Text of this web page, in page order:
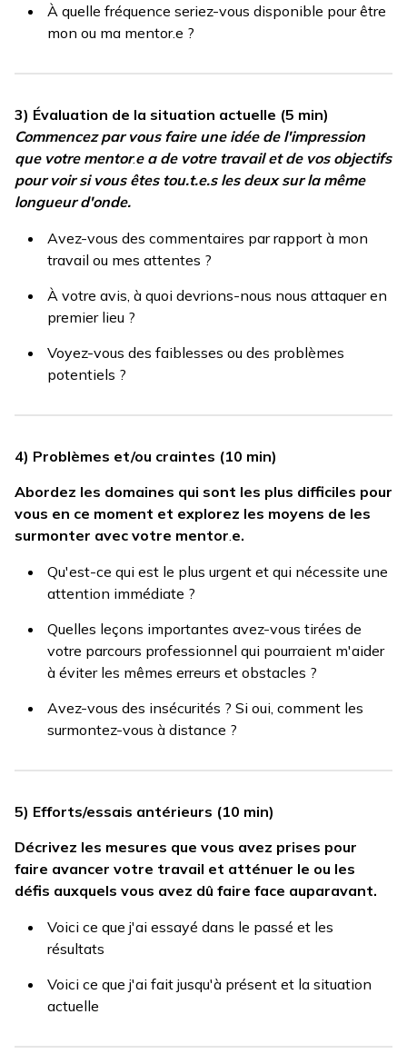
À quelle fréquence seriez-vous disponible pour être
mon ou ma mentor.e ?
3) Évaluation de la situation actuelle (5 min)
Commencez par vous faire une idée de l'impression
que votre mentor.e a de votre travail et de vos objectifs
pour voir si vous êtes tou.t.e.s les deux sur la même
longueur d'onde.
Avez-vous des commentaires par rapport à mon
travail ou mes attentes ?
À votre avis, à quoi devrions-nous nous attaquer en
premier lieu ?
Voyez-vous des faiblesses ou des problèmes
potentiels ?
4) Problèmes et/ou craintes (10 min)
Abordez les domaines qui sont les plus difficiles pour
vous en ce moment et explorez les moyens de les
surmonter avec votre mentor e.
Qu'est-ce qui est le plus urgent et qui nécessite une
attention immédiate ?
Quelles leçons importantes avez-vous tirées de
votre parcours professionnel qui pourraient m'aider
à éviter les mêmes erreurs et obstacles ?
Avez-vous des insécurités ? Si oui, comment les
surmontez-vous à distance ?
5) Efforts/essais antérieurs (10 min)
Décrivez les mesures que vous avez prises pour
faire avancer votre travail et atténuer le ou les
défis auxquels vous avez dû faire face auparavant.
Voici ce que j'ai essayé dans le passé et les
résultats
Voici ce que j'ai fait jusqu'à présent et la situation
actuelle